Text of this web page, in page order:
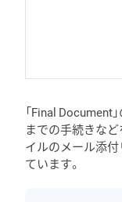
「Final Document
までの手続きな
イルのメール添
ています。